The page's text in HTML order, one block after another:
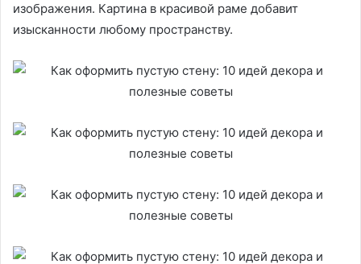
изображения. Картина в красивой раме добавит
изысканности любому пространству.